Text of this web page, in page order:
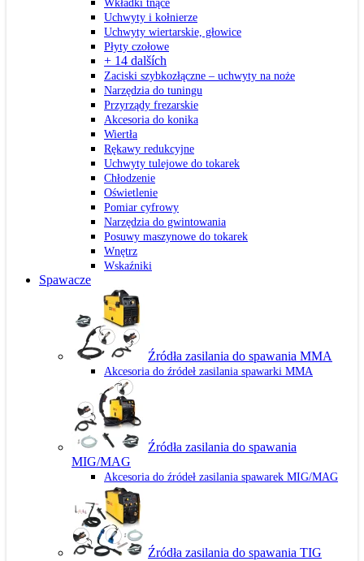
Wkładki tnące
Uchwyty i kołnierze
Uchwyty wiertarskie, głowice
Płyty czołowe
+ 14 dalších
Zaciski szybkozłączne – uchwyty na noże
Narzędzia do tuningu
Przyrządy frezarskie
Akcesoria do konika
Wiertła
Rękawy redukcyjne
Uchwyty tulejowe do tokarek
Chłodzenie
Oświetlenie
Pomiar cyfrowy
Narzędzia do gwintowania
Posuwy maszynowe do tokarek
Wnętrz
Wskaźniki
Spawacze
Źródła zasilania do spawania MMA
Akcesoria do źródeł zasilania spawarki MMA
Źródła zasilania do spawania
MIG/MAG
Akcesoria do źródeł zasilania spawarek MIG/MAG
Źródła zasilania do spawania TIG